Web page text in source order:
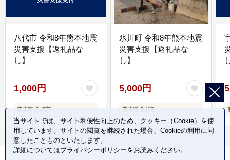
八代市 令和8年熊本地震
災害支援【返礼品な
し】
1,000円
熊本県 八代市
氷川町 令和8年熊本地震
災害支援【返礼品な
し】
5,000円
熊本県 氷川町
当サイトでは、サイト利便性向上のため、クッキー（Cookie）を使
用しています。サイトの閲覧を継続された場合、Cookieの利用に同
意したことものといたします。
詳細についてはプライバシーポリシーをお読みください。